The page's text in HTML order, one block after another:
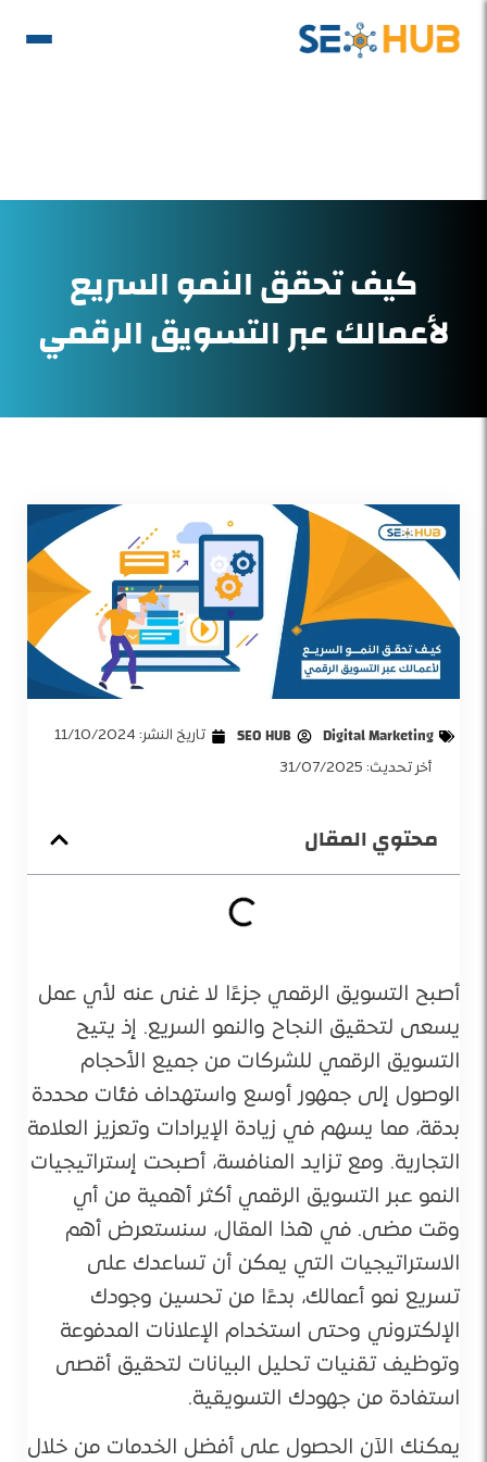
كيف تحقق النمو السريع
لأعمالك عبر التسويق الرقمي
Digital Marketing
SEO HUB تاريخ النشر: 11/10/2024
أخر تحديث: 31/07/2025
محتوي المقال
أصبح التسويق الرقمي جزءًا لا غنى عنه لأي عمل
يسعى لتحقيق النجاح والنمو السريع. إذ يتيح
التسويق الرقمي للشركات من جميع الأحجام
الوصول إلى جمهور أوسع واستهداف فئات محددة
بدقة، مما يسهم في زيادة الإيرادات وتعزيز العلامة
التجارية. ومع تزايد المنافسة، أصبحت إستراتيجيات
النمو عبر التسويق الرقمي أكثر أهمية من أي
وقت مضى. في هذا المقال، سنستعرض أهم
الاستراتيجيات التي يمكن أن تساعدك على
تسريع نمو أعمالك، بدءًا من تحسين وجودك
الإلكتروني وحتى استخدام الإعلانات المدفوعة
وتوظيف تقنيات تحليل البيانات لتحقيق أقصى
استفادة من جهودك التسويقية.
يمكنك الآن الحصول على أفضل الخدمات من خلال